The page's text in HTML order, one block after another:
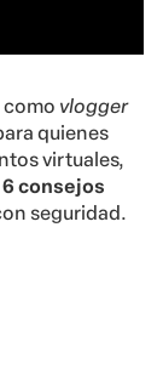
como vlogger
quienes
virtuales,
consejos
seguridad.